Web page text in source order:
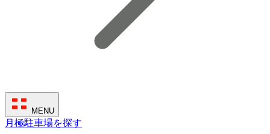
MENU
月極駐車場を探す